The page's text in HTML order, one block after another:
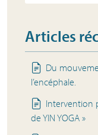
Articles
Du
l’encéphale.
Intervention
de YIN YOGA »